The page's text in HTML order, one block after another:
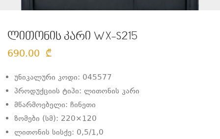
ლითონის კარი WX-S215
690.00 ₾
უნიკალური კოდი: 045577
პროდუქციის ტიპი: ლითონის კარი
მწარმოებელი: ჩინეთი
ზომები (სმ): 220×120
ლითონის სისქე: 0,5/1,0